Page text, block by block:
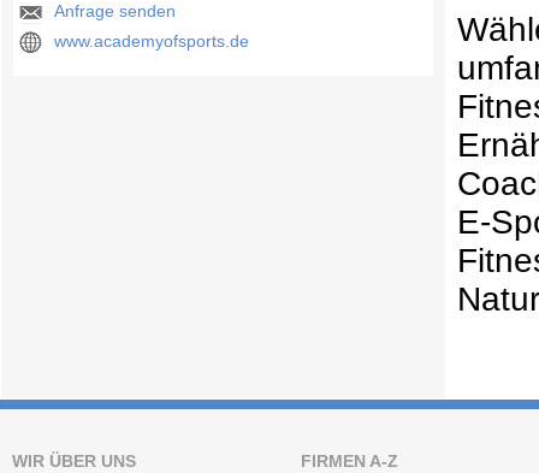
Anfrage senden
www.academyofsports.de
E-
WIR ÜBER UNS FIRMEN A-Z